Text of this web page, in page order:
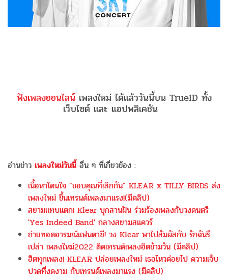
ฟังเพลงออนไลน์เพลงใหม่ ได้แล้ววันนี้บน TrueID ทั้ง
เว็บไซต์ และ แอปพลิเคชัน
อ่านข่าว เพลงใหม่วันนี้ อื่น ๆ ที่เกี่ยวข้อง :
เนื้อหาโดนใจ "ขอบคุณที่เลิกกัน" KLEAR x TILLY BIRDS ส่ง
เพลงใหม่ ขึ้นเทรนด์เพลงมาแรง!(มีคลิป)
สยามแทบแตก! Klear บุกสานฝัน ร่วมร้องเพลงกับวงดนตรี
'Yes Indeed Band' กลางสยามสแควร์
ถ่ายทอดอารมณ์แฟนตาซี! วง Klear พาไปสัมผัสกับ รักฉันรึ
เปล่า เพลงใหม่2022 ติดเทรนด์เพลงฮิตข้ามวัน (มีคลิป)
ฮิตทุกเพลง! KLEAR ปล่อยเพลงใหม่ เธอไหวค่อยไป ความเจ็บ
ปวดที่งดงาม กับเทรนด์เพลงมาแรง (มีคลิป)